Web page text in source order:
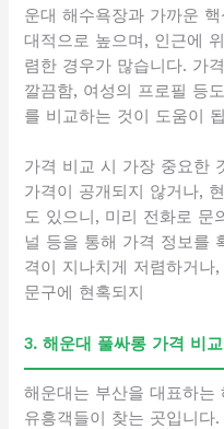
운대 해수욕장과 가까운
대적으로 높으며, 인근에
렴한 경우가 많습니다. 가
깔끔함, 여성의 프로필 등
를 비교하는 것이 도움이
가격 비교 시 가장 중요한
가격이 공개되지 않거나,
도 있으니, 미리 전화로 문
널 등을 통해 가격 정보를
격이 지나치게 저렴하거나,
문구에 현혹되지
3. 해운대 풀싸롱 가격 비
해운대는 부산을 대표하
유흥객들이 찾는 곳입니